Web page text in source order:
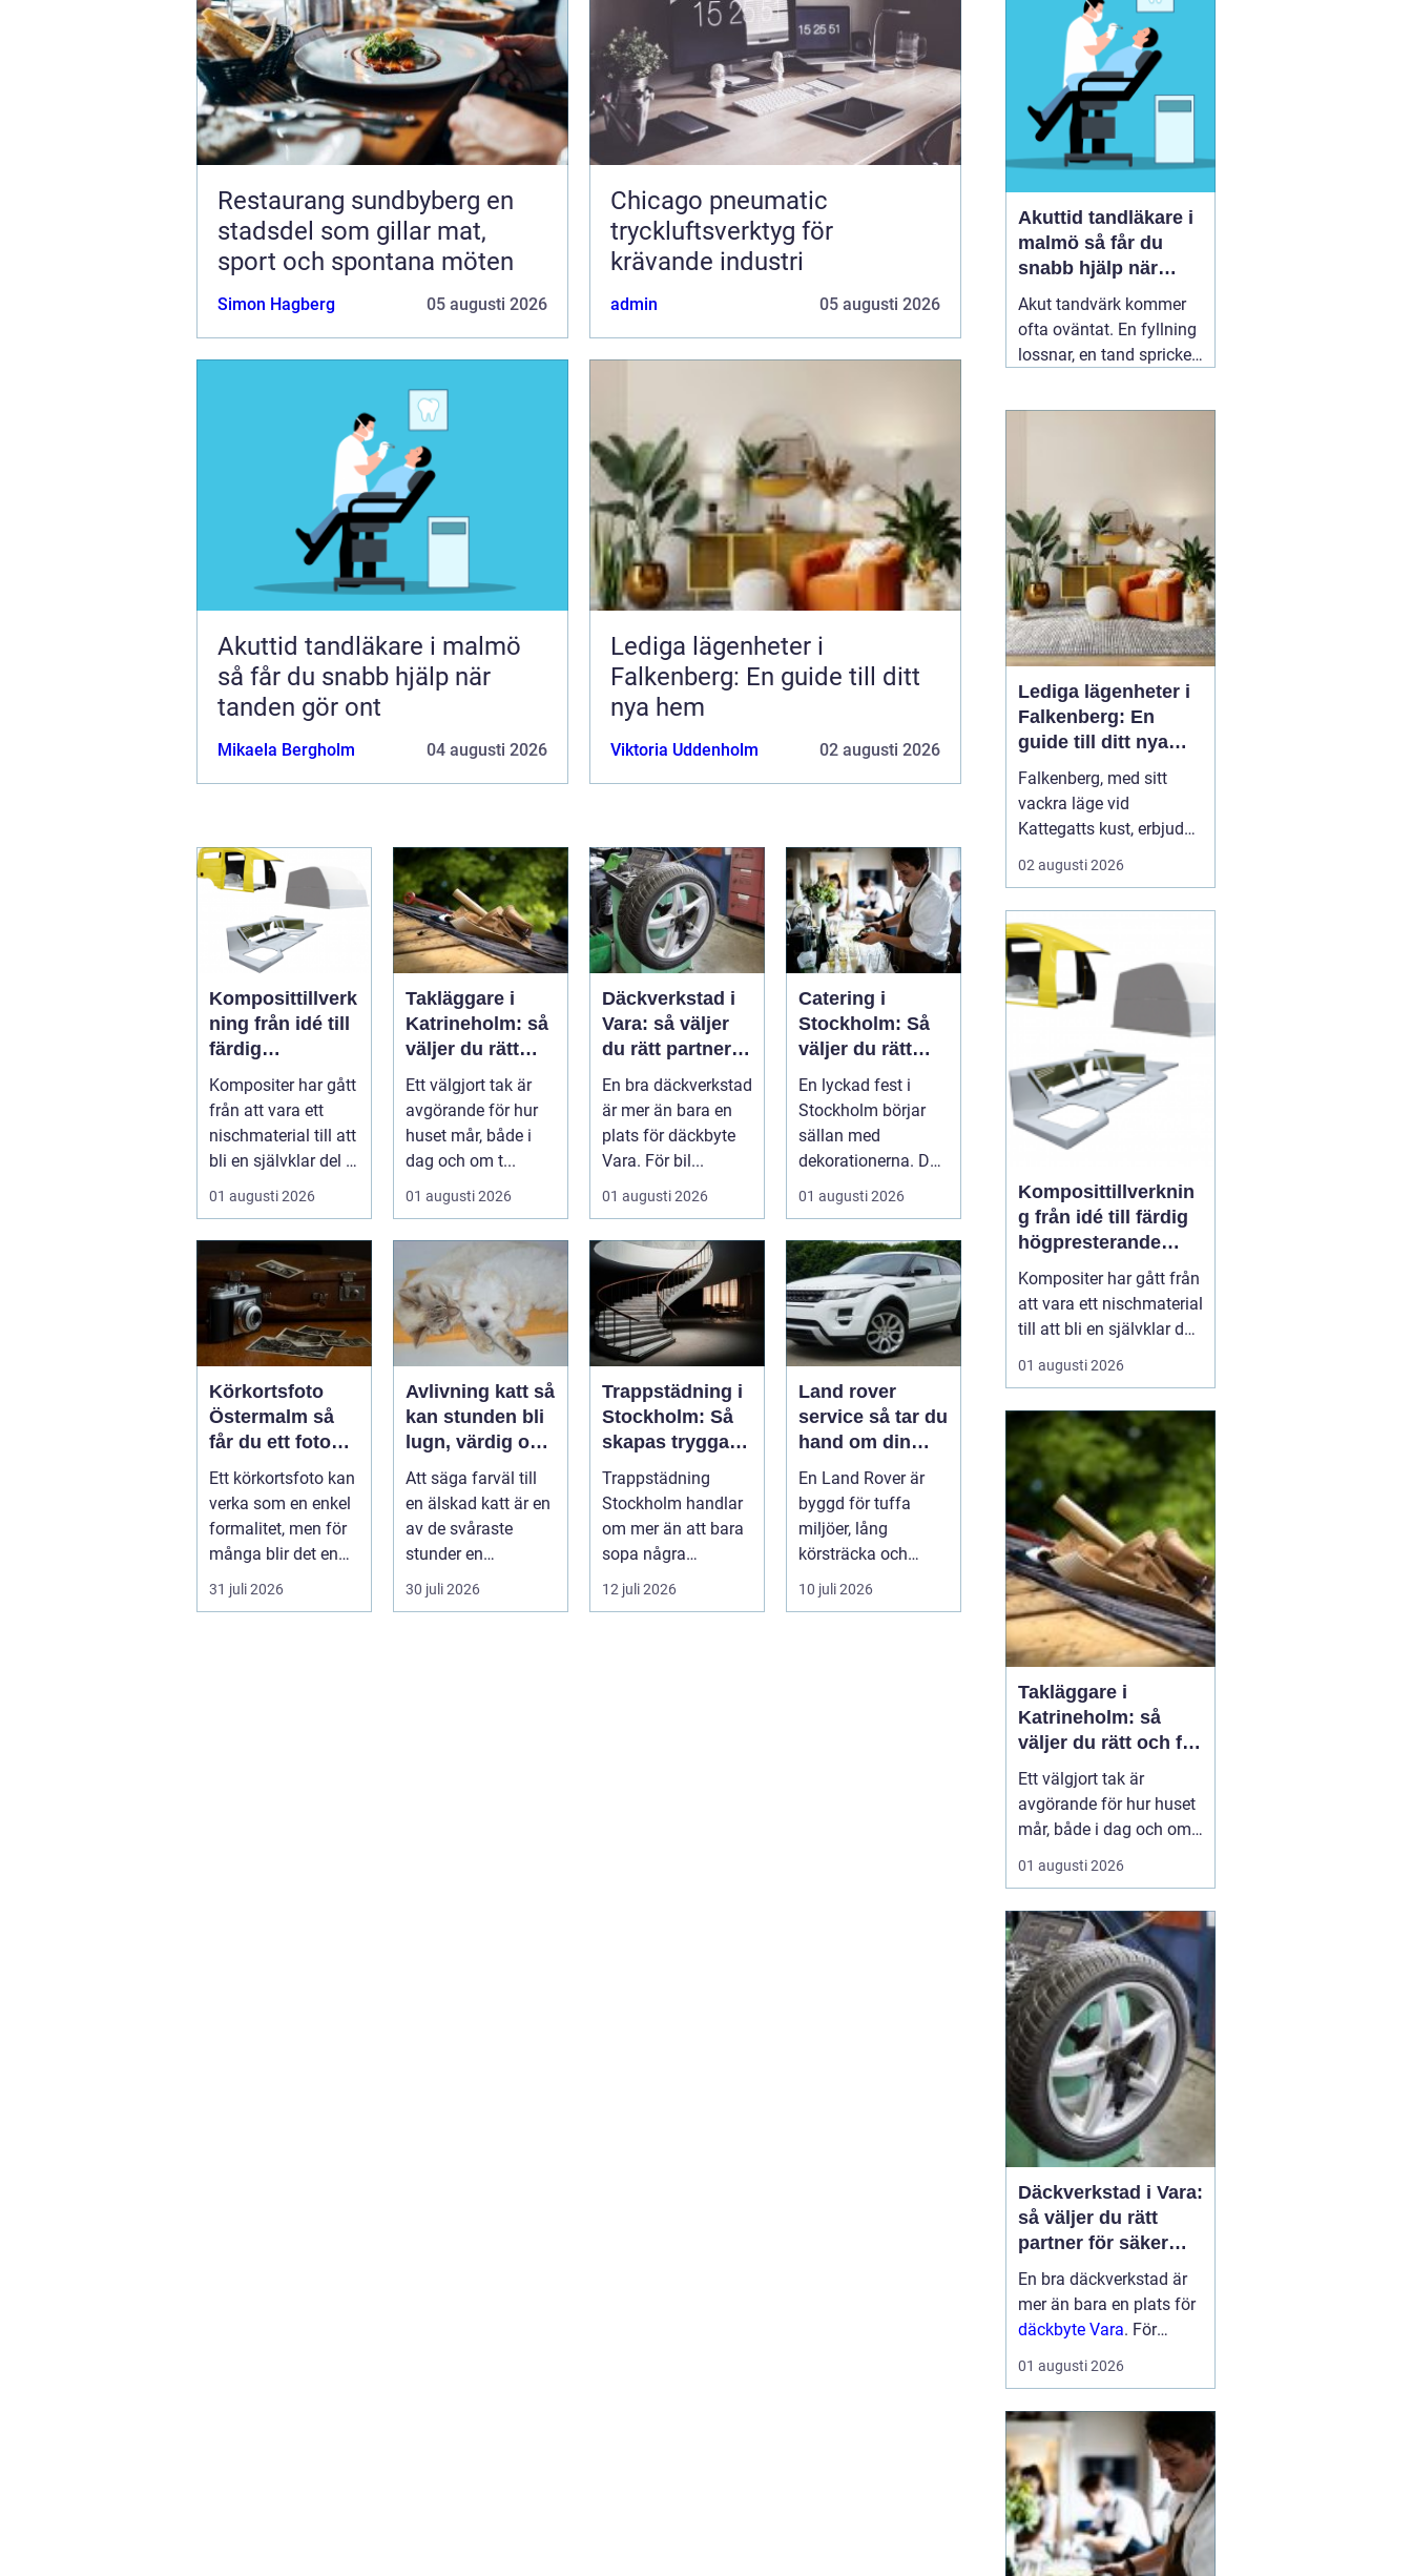
Restaurang sundbyberg en
stadsdel som gillar mat,
sport och spontana möten
Simon Hagberg 05 augusti 2026
Chicago pneumatic
tryckluftsverktyg för
krävande industri
admin 05 augusti 2026
Akuttid tandläkare i malmö
så får du snabb hjälp när
tanden gör ont
Mikaela Bergholm 04 augusti 2026
Lediga lägenheter i
Falkenberg: En guide till ditt
nya hem
Viktoria Uddenholm 02 augusti 2026
Komposittillverk
ning från idé till
färdig
högpresterande
produkt
Kompositer har gått
från att vara ett
nischmaterial till att
bli en självklar del i
allt från vindkr...
01 augusti 2026
Takläggare i
Katrineholm: så
väljer du rätt
och får ett tak
som håller
Ett välgjort tak är
avgörande för hur
huset mår, både i
dag och om t...
01 augusti 2026
Däckverkstad i
Vara: så väljer
du rätt partner
för säker
körning året
runt
En bra däckverkstad
är mer än bara en
plats för däckbyte
Vara. För bil...
01 augusti 2026
Catering i
Stockholm: Så
väljer du rätt
mat till ditt
evenemang
En lyckad fest i
Stockholm börjar
sällan med
dekorationerna. Den
börjar i köket....
01 augusti 2026
Körkortsfoto
Östermalm så
får du ett foto
som alltid blir
godkänt
Ett körkortsfoto kan
verka som en enkel
formalitet, men för
många blir det en
oväntad källa till
str...
31 juli 2026
Avlivning katt så
kan stunden bli
lugn, värdig och
trygg
Att säga farväl till
en älskad katt är en
av de svåraste
stunder en
djurägare går
igenom. Beslutet o...
30 juli 2026
Trappstädning i
Stockholm: Så
skapas trygga
och trivsamma
trapphus
Trappstädning
Stockholm handlar
om mer än att bara
sopa några
trappsteg och torka
en...
12 juli 2026
Land rover
service så tar du
hand om din
terrängbil på rätt
sätt
En Land Rover är
byggd för tuffa
miljöer, lång
körsträcka och
stora påfrestningar.
Samtidigt är det ...
10 juli 2026
för användaren. Chicago
Pneumatic är ett av de
mest etablerade namnen
Akuttid tandläkare i
malmö så får du
snabb hjälp när
tanden gör ont
Akut tandvärk kommer
ofta oväntat. En fyllning
lossnar, en tand spricker
svullnar upp över en
snabbt
04 augusti 2026
Lediga lägenheter i
Falkenberg: En
guide till ditt nya
hem
Falkenberg, med sitt
vackra läge vid
Kattegatts kust, erbjuder
en unik livsupplevelse
för privatpersoner och
letar efter lediga
lägenheter Falkenberg,
finns det ett flertal
möjligheter att utforska.
02 augusti 2026
Komposittillverknin
g från idé till färdig
högpresterande
produkt
Kompositer har gått från
att vara ett nischmaterial
till att bli en självklar del
i allt från vindkraftverk
och tåg till
specialfordon.
Komposittillverkning
handlar om att
kombinera två eller fler
material för att skapa
något som...
01 augusti 2026
Takläggare i
Katrineholm: så
väljer du rätt och får
ett tak som håller
Ett välgjort tak är
avgörande för hur huset
mår, både i dag och om
tjugo år. I Katrineholm
märks varje årstid
regniga höstar och heta
sommardagar sliter hårt
på...
01 augusti 2026
Däckverkstad i Vara:
så väljer du rätt
partner för säker
körning året runt
En bra däckverkstad är
mer än bara en plats för
däckbyte Vara. För
bilägare i Vara handlar
valet om säkerhet,
01 augusti 2026